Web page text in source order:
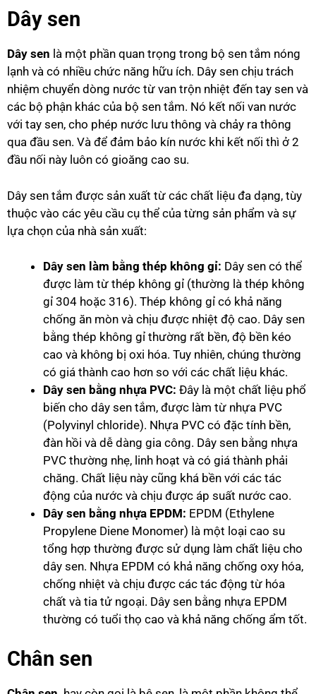
Dây sen
Dây sen là một phần quan trọng trong bộ sen tắm nóng
lạnh và có nhiều chức năng hữu ích. Dây sen chịu trách
nhiệm chuyển dòng nước từ van trộn nhiệt đến tay sen và
các bộ phận khác của bộ sen tắm. Nó kết nối van nước
với tay sen, cho phép nước lưu thông và chảy ra thông
qua đầu sen. Và để đảm bảo kín nước khi kết nối thì ở 2
đầu nối này luôn có gioăng cao su.
Dây sen tắm được sản xuất từ các chất liệu đa dạng, tùy
thuộc vào các yêu cầu cụ thể của từng sản phẩm và sự
lựa chọn của nhà sản xuất:
Dây sen làm bằng thép không gỉ: Dây sen có thể
được làm từ thép không gỉ (thường là thép không
gỉ 304 hoặc 316). Thép không gỉ có khả năng
chống ăn mòn và chịu được nhiệt độ cao. Dây sen
bằng thép không gỉ thường rất bền, độ bền kéo
cao và không bị oxi hóa. Tuy nhiên, chúng thường
có giá thành cao hơn so với các chất liệu khác.
Dây sen bằng nhựa PVC: Đây là một chất liệu phổ
biến cho dây sen tắm, được làm từ nhựa PVC
(Polyvinyl chloride). Nhựa PVC có đặc tính bền,
đàn hồi và dễ dàng gia công. Dây sen bằng nhựa
PVC thường nhẹ, linh hoạt và có giá thành phải
chăng. Chất liệu này cũng khá bền với các tác
động của nước và chịu được áp suất nước cao.
Dây sen bằng nhựa EPDM: EPDM (Ethylene
Propylene Diene Monomer) là một loại cao su
tổng hợp thường được sử dụng làm chất liệu cho
dây sen. Nhựa EPDM có khả năng chống oxy hóa,
chống nhiệt và chịu được các tác động từ hóa
chất và tia tử ngoại. Dây sen bằng nhựa EPDM
thường có tuổi thọ cao và khả năng chống ẩm tốt.
Chân sen